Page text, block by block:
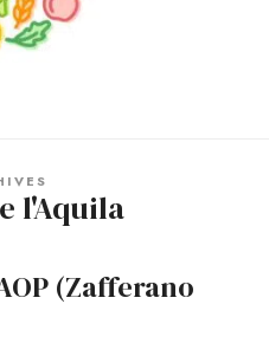
l'Aquila
(Zafferano